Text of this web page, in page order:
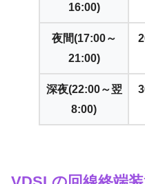
16:00)
夜間(17:00～
21:00)
深夜(22:00～翌
8:00)